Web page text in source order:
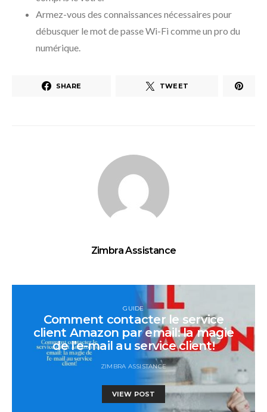
Armez-vous des connaissances nécessaires pour
débusquer le mot de passe Wi-Fi comme un pro du
numérique.
SHARE TWEET
Zimbra Assistance
GUIDE
Comment contacter le service
client Amazon par email: la magie
de l’e-mail au service client!
ZIMBRA ASSISTANCE
VIEW POST